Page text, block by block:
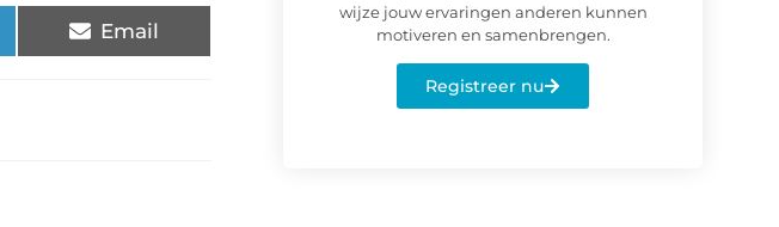
Email
wijze jouw ervaringen anderen kunnen
motiveren en samenbrengen.
Registreer nu